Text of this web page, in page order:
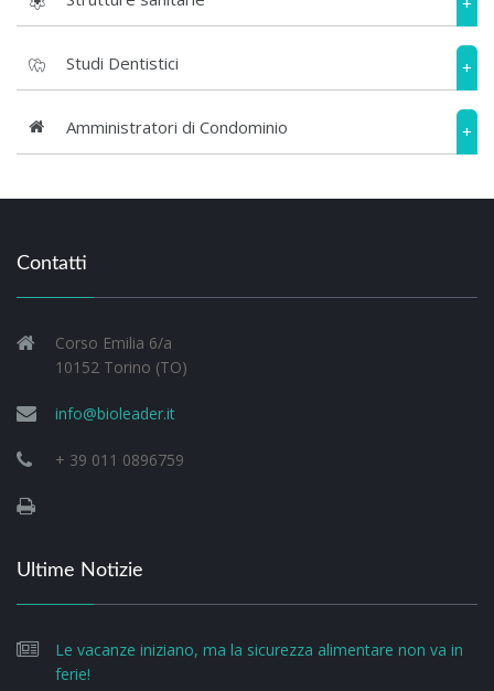
Studi Dentistici +
Amministratori di Condominio +
Contatti
Corso Emilia 6/a
10152 Torino (TO)
info@bioleader.it
+ 39 011 0896759
Ultime Notizie
Le vacanze iniziano, ma la sicurezza alimentare non va in
ferie!